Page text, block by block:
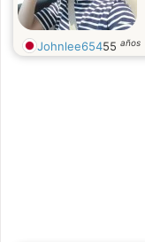
Johnlee65455 años